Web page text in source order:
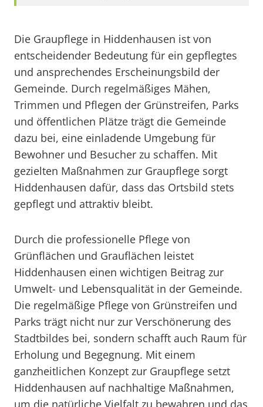
Die Graupflege in Hiddenhausen ist von
entscheidender Bedeutung für ein gepflegtes
und ansprechendes Erscheinungsbild der
Gemeinde. Durch regelmäßiges Mähen,
Trimmen und Pflegen der Grünstreifen, Parks
und öffentlichen Plätze trägt die Gemeinde
dazu bei, eine einladende Umgebung für
Bewohner und Besucher zu schaffen. Mit
gezielten Maßnahmen zur Graupflege sorgt
Hiddenhausen dafür, dass das Ortsbild stets
gepflegt und attraktiv bleibt.
Durch die professionelle Pflege von
Grünflächen und Grauflächen leistet
Hiddenhausen einen wichtigen Beitrag zur
Umwelt- und Lebensqualität in der Gemeinde.
Die regelmäßige Pflege von Grünstreifen und
Parks trägt nicht nur zur Verschönerung des
Stadtbildes bei, sondern schafft auch Raum für
Erholung und Begegnung. Mit einem
ganzheitlichen Konzept zur Graupflege setzt
Hiddenhausen auf nachhaltige Maßnahmen,
um die natürliche Vielfalt zu bewahren und das